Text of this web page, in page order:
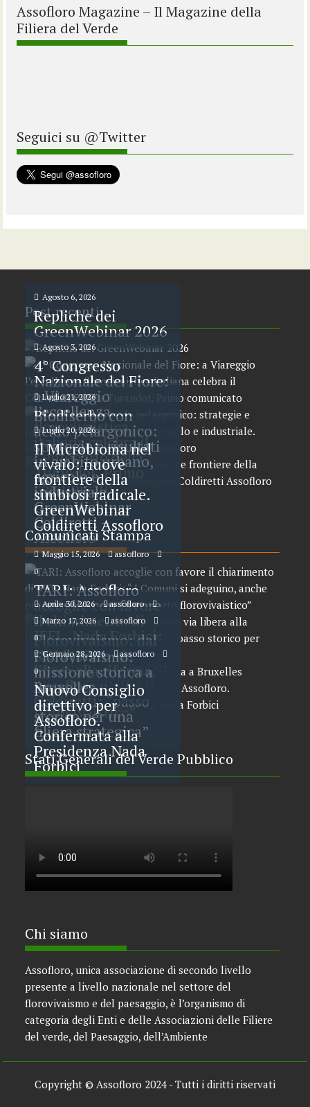
Assofloro Magazine – Il Magazine della
Filiera del Verde
Seguici su @Twitter
Post recenti
Agosto 6, 2026
Repliche dei
GreenWebinar 2026
Agosto 3, 2026
4° Congresso
Nazionale del Fiore:
a Viareggio
l’eccellenza
florovivaistica
italiana celebra il
Centenario della
Turandot. Primo
comunicato
Luglio 21, 2026
Biodiserbo con
acido pelargonico:
strategie e risultati
in ambito urbano,
agricolo e
industriale.
GreenWebinar
Coldiretti –
Assofloro
Luglio 20, 2026
Il Microbioma nel
vivaio: nuove
frontiere della
simbiosi radicale.
GreenWebinar
Coldiretti Assofloro
Comunicati Stampa
Maggio 15, 2026
assofloro
0
TARI: Assofloro
accoglie con favore
il chiarimento di
IFEL. Nada Forbici:
“ I Comuni si
adeguino, anche per
quanto riguarda il
comparto
florovivaistico”
Aprile 30, 2026
assofloro
0
Florovivaismo: dal
CDM primo via
libera alla riforma.
Assofloro e
Coldiretti: “passo
storico per una
filiera strategica”
Marzo 17, 2026
assofloro
0
Florovivaismo:
missione storica a
Bruxelles
Gennaio 28, 2026
assofloro
0
Nuovo Consiglio
direttivo per
Assofloro.
Confermata alla
Presidenza Nada
Forbici
Stati Generali del Verde Pubblico
Chi siamo
Assofloro, unica associazione di secondo livello
presente a livello nazionale nel settore del
florovivaismo e del paesaggio, è l’organismo di
categoria degli Enti e delle Associazioni delle Filiere
del verde, del Paesaggio, dell’Ambiente
Copyright © Assofloro 2024 - Tutti i diritti riservati